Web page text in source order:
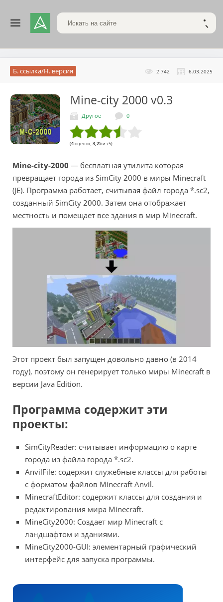
Поиск по сайту
2 742 6.03.2025
Б. ссылка/Н. версия
Mine-city 2000 v0.3
Другое 0
(4оценок, 3,25из 5)
Mine-city-2000 — бесплатная утилита которая
превращает города из SimCity 2000 в миры Minecraft
(JE). Программа работает, считывая файл города *.sc2,
созданный SimCity 2000. Затем она отображает
местность и помещает все здания в мир Minecraft.
Этот проект был запущен довольно давно (в 2014
году), поэтому он генерирует только миры Minecraft в
версии Java Edition.
Программа содержит эти
проекты:
SimCityReader: считывает информацию о карте
города из файла города *.sc2.
AnvilFile: содержит служебные классы для работы
с форматом файлов Minecraft Anvil.
MinecraftEditor: содержит классы для создания и
редактирования мира Minecraft.
MineCity2000: Создает мир Minecraft с
ландшафтом и зданиями.
MineCity2000-GUI: элементарный графический
интерфейс для запуска программы.